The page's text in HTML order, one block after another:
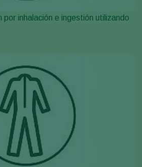
por inhalación e ingestión utilizando